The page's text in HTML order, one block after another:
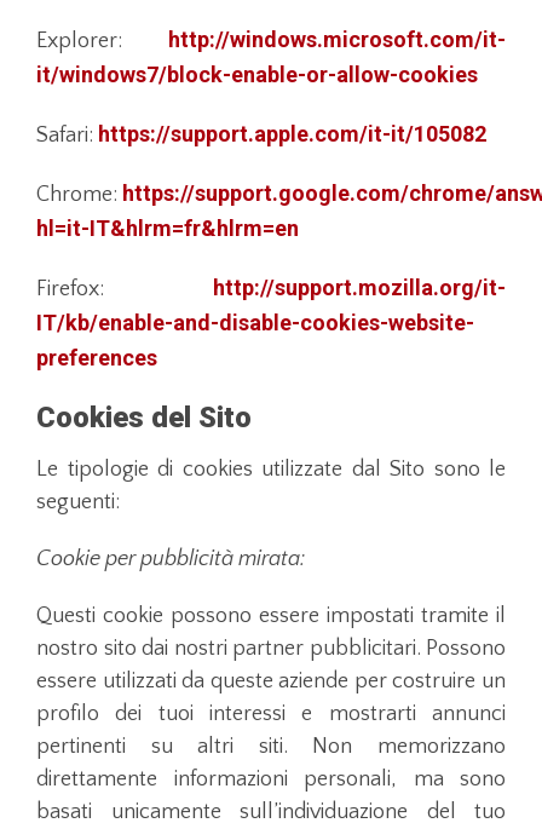
Explorer:
http://windows.microsoft.com/it-
it/windows7/block-enable-or-allow-cookies
Safari: https://support.apple.com/it-it/105082
Chrome: https://support.google.com/chrome/
hl=it-IT&hlrm=fr&hlrm=en
Firefox:
http://support.mozilla.org/it-
IT/kb/enable-and-disable-cookies-website-
preferences
Cookies del Sito
Le tipologie di cookies utilizzate dal Sito sono le
seguenti:
Cookie per pubblicità mirata:
Questi cookie possono essere impostati tramite il
nostro sito dai nostri partner pubblicitari. Possono
essere utilizzati da queste aziende per costruire un
profilo dei tuoi interessi e mostrarti annunci
pertinenti su altri siti. Non memorizzano
direttamente informazioni personali, ma sono
basati unicamente sull’individuazione del tuo